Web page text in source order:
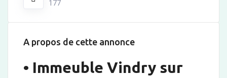
177
A propos de cette annonce
• Immeuble Vindry sur